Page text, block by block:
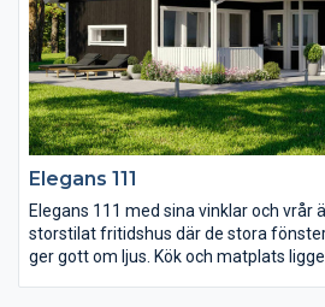
Elegans 111
Elegans 111 med sina vinklar och vrår
storstilat fritidshus där de stora
ger gott om ljus. Kök och matplats